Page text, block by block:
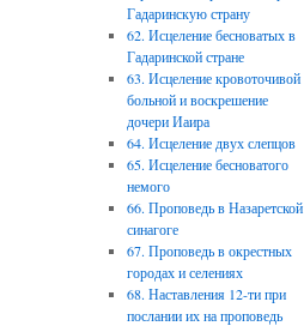
Гадаринскую страну
62. Исцеление бесноватых в
Гадаринской стране
63. Исцеление кровоточивой
больной и воскрешение
дочери Иаира
64. Исцеление двух слепцов
65. Исцеление бесноватого
немого
66. Проповедь в Назаретской
синагоге
67. Проповедь в окрестных
городах и селениях
68. Наставления 12-ти при
послании их на проповедь